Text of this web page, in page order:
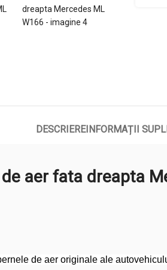
DESCRIEREINFORMAȚII
de aer fata dreapta
de aer originale ale